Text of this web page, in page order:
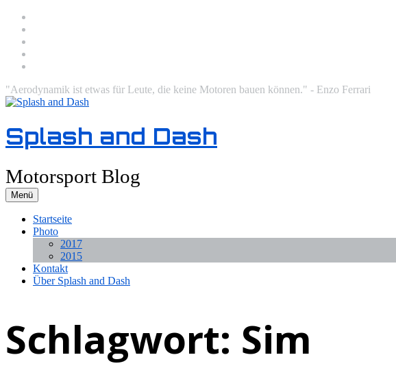
Zum
Inhalt
springen
"Aerodynamik ist etwas für Leute, die keine Motoren bauen können." - Enzo Ferrari
Splash and Dash
Motorsport Blog
Menü
Startseite
Photo
2017
2015
Kontakt
Über Splash and Dash
Schlagwort: Sim